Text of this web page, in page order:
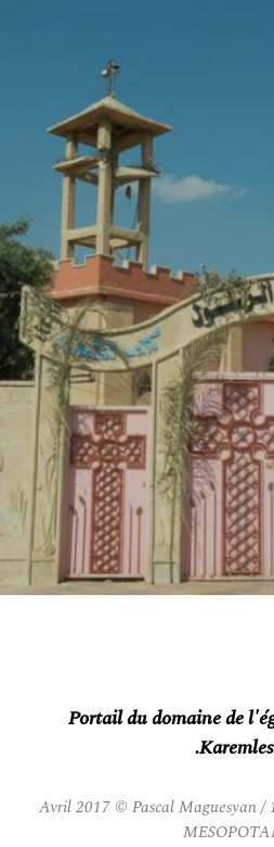
Portail du domaine de
حقوق ملكية الصور :15 Avril 2017 © Pascal Maguesyan /